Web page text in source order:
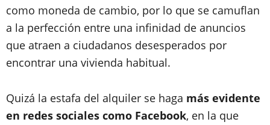
como moneda de cambio, por lo que se camuflan
a la perfección entre una infinidad de anuncios
que atraen a ciudadanos desesperados por
encontrar una vivienda habitual.
Quizá la estafa del alquiler se haga más evidente
en redes sociales como Facebook, en la que